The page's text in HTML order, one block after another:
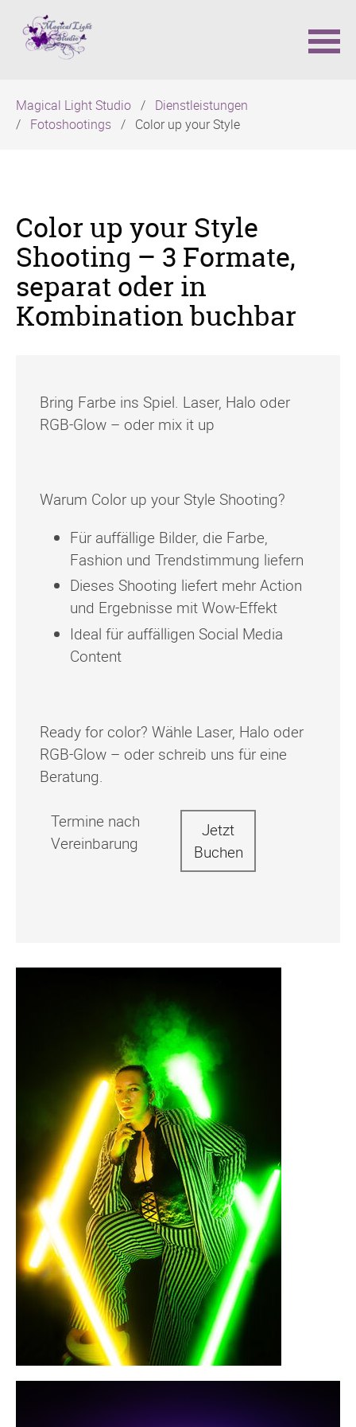
überspringen
Magical Light Studio
Dienstleistungen
Fotoshootings
Color up your Style
Color up your Style
Shooting – 3 Formate,
separat oder in
Kombination buchbar
Bring Farbe ins Spiel. Laser, Halo oder
RGB-Glow – oder mix it up
Warum Color up your Style Shooting?
Für auffällige Bilder, die Farbe,
Fashion und Trendstimmung liefern
Dieses Shooting liefert mehr Action
und Ergebnisse mit Wow-Effekt
Ideal für auffälligen Social Media
Content
Ready for color? Wähle Laser, Halo oder
RGB-Glow – oder schreib uns für eine
Beratung.
Termine nach
Vereinbarung
Jetzt
Buchen